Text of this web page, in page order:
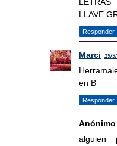
LLAVE
Responder
Marci 19/
en B
Responder
Anónimo
alguien